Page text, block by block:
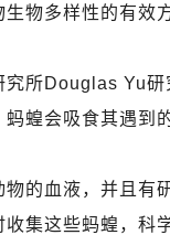
物多样性的有效
究所Douglas Yu
蝗会吸食其遇到
物的血液，并且有
集这些蚂蝗，科